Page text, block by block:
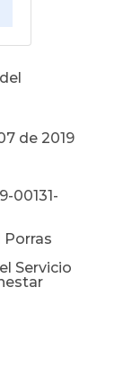
de 2019
00131-
Porras
Servicio